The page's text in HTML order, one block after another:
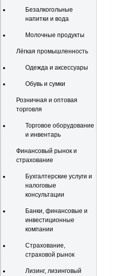
Безалкогольные
напитки и вода
Молочные продукты
Лёгкая промышленность
Одежда и аксессуары
Обувь и сумки
Розничная и оптовая
торговля
Торговое оборудование
и инвентарь
Финансовый рынок и
страхование
Бухгалтерские услуги и
налоговые
консультации
Банки, финансовые и
инвестиционные
компании
Страхование,
страховой рынок
Лизинг, лизинговый